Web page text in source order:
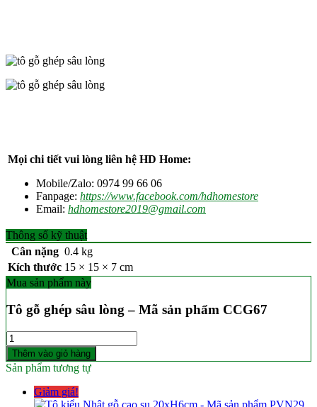
Mọi chi tiết vui lòng liên hệ HD Home:
Mobile/Zalo: 0974 99 66 06
Fanpage: https://www.facebook.com/hdhomestore
Email: hdhomestore2019@gmail.com
Thông số kỹ thuật
Cân nặng 0.4 kg
Kích thước 15 × 15 × 7 cm
Mua sản phẩm này
Tô gỗ ghép sâu lòng – Mã sản phẩm CCG67
Số
lượng
Thêm vào giỏ hàng
Sản phẩm tương tự
Giảm giá!